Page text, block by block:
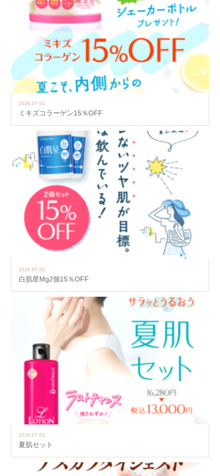
2026.07.01
ミキズコラーゲン15％OFF
2026.07.01
白肌星Mg2個15％OFF
2026.07.01
夏肌セット